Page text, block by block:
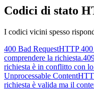
Codici di stato
I codici vicini spesso
400 Bad RequestHTTP 400
comprendere la richiesta.
richiesta è in conflitto con
Unprocessable Content
richiesta è valida ma il